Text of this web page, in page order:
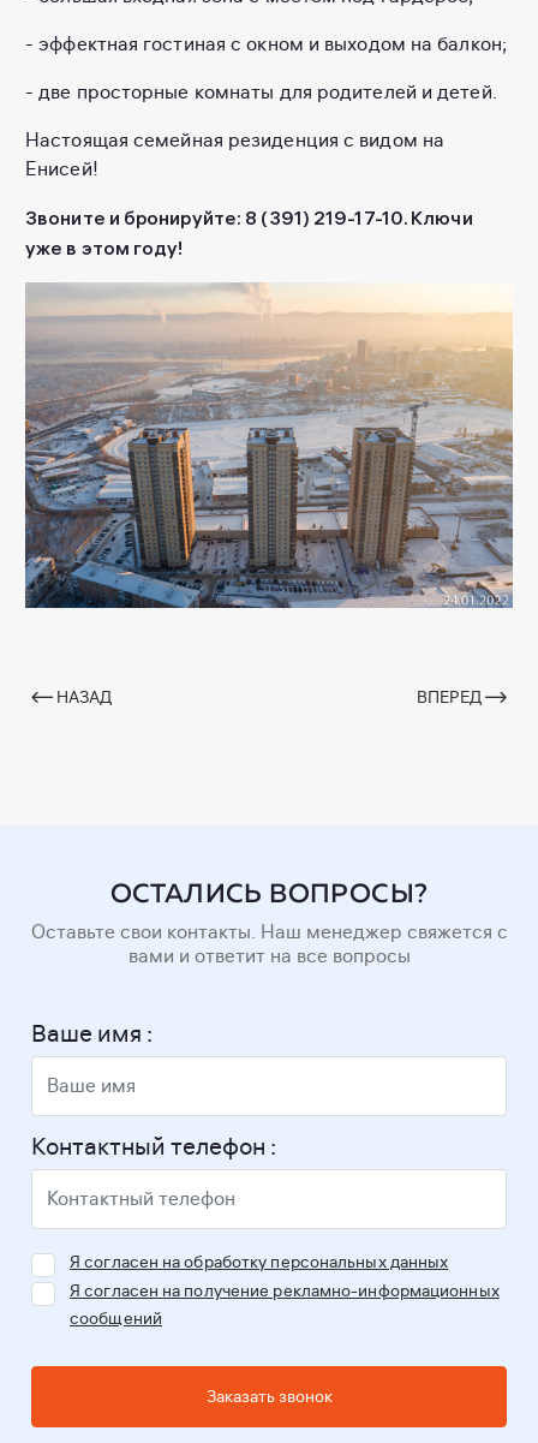
- эффектная гостиная с окном и выходом на балкон;
- две просторные комнаты для родителей и детей.
Настоящая семейная резиденция с видом на
Енисей!
Звоните и бронируйте: 8 (391) 219-17-10. Ключи
уже в этом году!
НАЗАД ВПЕРЕД
ОСТАЛИСЬ ВОПРОСЫ?
Оставьте свои контакты. Наш менеджер свяжется с
вами и ответит на все вопросы
Ваше имя :
Контактный телефон :
Заказать звонок
Я согласен на обработку персональных данных
Я согласен на получение рекламно-информационных
сообщений